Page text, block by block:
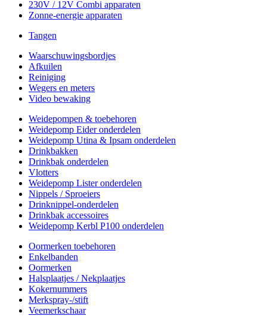
230V / 12V Combi apparaten
Zonne-energie apparaten
Tangen
Waarschuwingsbordjes
Afkuilen
Reiniging
Wegers en meters
Video bewaking
Weidepompen & toebehoren
Weidepomp Eider onderdelen
Weidepomp Utina & Ipsam onderdelen
Drinkbakken
Drinkbak onderdelen
Vlotters
Weidepomp Lister onderdelen
Nippels / Sproeiers
Drinknippel-onderdelen
Drinkbak accessoires
Weidepomp Kerbl P100 onderdelen
Oormerken toebehoren
Enkelbanden
Oormerken
Halsplaatjes / Nekplaatjes
Kokernummers
Merkspray-/stift
Veemerkschaar